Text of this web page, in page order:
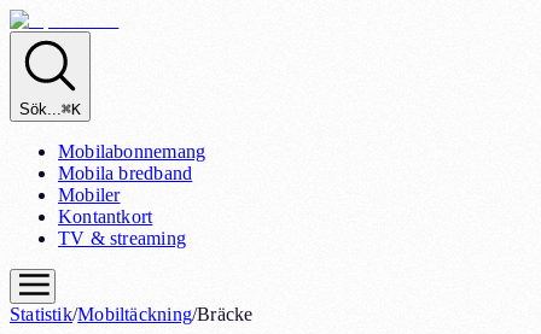
Sök...⌘K
Mobilabonnemang
Mobila bredband
Mobiler
Kontantkort
TV & streaming
Statistik/Mobiltäckning/Bräcke